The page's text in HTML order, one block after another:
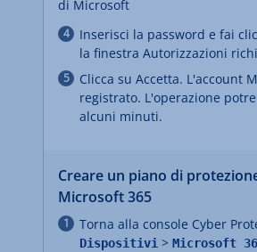
di Microsoft
Inserisci la password e fai
la finestra Autorizzazioni
Clicca su Accetta. L'account
registrato. L'operazione
alcuni minuti.
Creare un piano di
Microsoft 365
Torna alla console Cyber
Dispositivi > Microsoft